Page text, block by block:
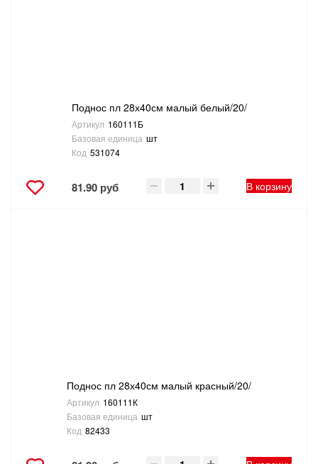
Поднос пл 28х40см малый белый/20/
Артикул 160111Б
Базовая единица шт
Код 531074
81.90 руб В корзину
Поднос пл 28х40см малый красный/20/
Артикул 160111К
Базовая единица шт
Код 82433